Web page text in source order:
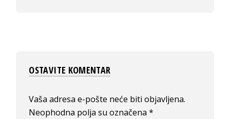
OSTAVITE KOMENTAR
Vaša adresa e-pošte neće biti objavljena.
Neophodna polja su označena*